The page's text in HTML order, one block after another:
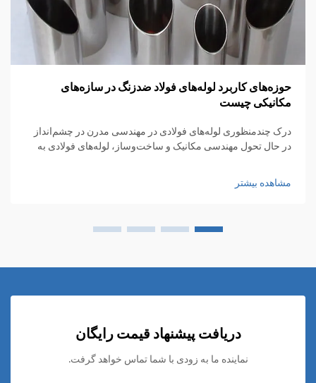
حوزه‌های کاربرد لوله‌های فولاد ضدزنگ در سازه‌های
مکانیکی چیست
درک چندمنظوری لوله‌های فولادی در مهندسی مدرن در چشم‌انداز
در حال تحول مهندسی مکانیک و ساخت‌وساز، لوله‌های فولادی به
چندمنظوری را با هم ترکیب می‌کنند...
مشاهده بیشتر
دریافت پیشنهاد قیمت رایگان
نماینده ما به زودی با شما تماس خواهد گرفت.